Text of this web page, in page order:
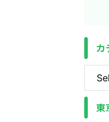
カ
東